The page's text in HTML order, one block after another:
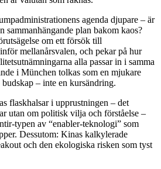
agenda djupare – är
sammanhängande plan bakom kaos?
om ett försök till
mellanårsvalen, och pekar på hur
alla passar in i samma
i München tolkas som en mjukare
– inte en kursändring.
flaskhalsar i upprustningen – det
utan om politisk vilja och förståelse –
typen av “enabler-teknologi” som
Dessutom: Kinas kalkylerade
och den ekologiska risken som tyst